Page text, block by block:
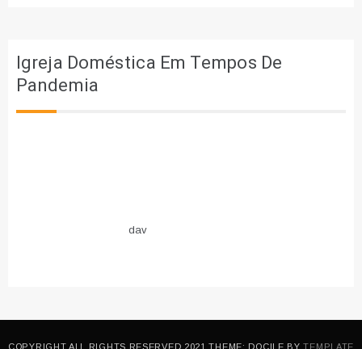
Igreja Doméstica Em Tempos De
Pandemia
dav
COPYRIGHT ALL RIGHTS RESERVED 2021 THEME: DOCILE BYTEMPLATE